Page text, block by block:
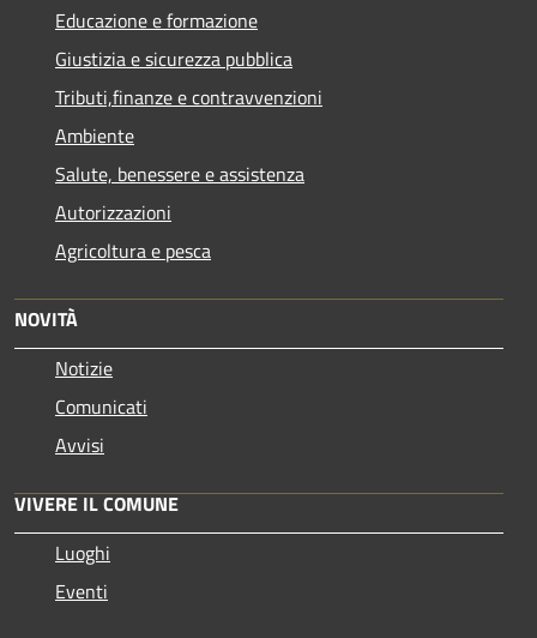
Educazione e formazione
Giustizia e sicurezza pubblica
Tributi,finanze e contravvenzioni
Ambiente
Salute, benessere e assistenza
Autorizzazioni
Agricoltura e pesca
NOVITÀ
Notizie
Comunicati
Avvisi
VIVERE IL COMUNE
Luoghi
Eventi